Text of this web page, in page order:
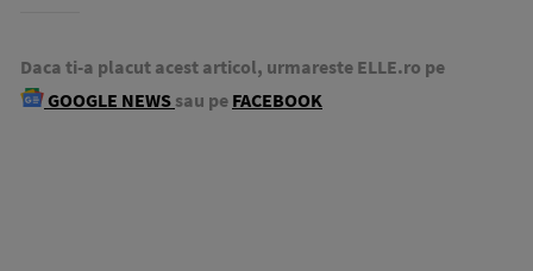
Daca ti-a placut acest articol, urmareste ELLE.ro pe
GOOGLE NEWS sau pe FACEBOOK